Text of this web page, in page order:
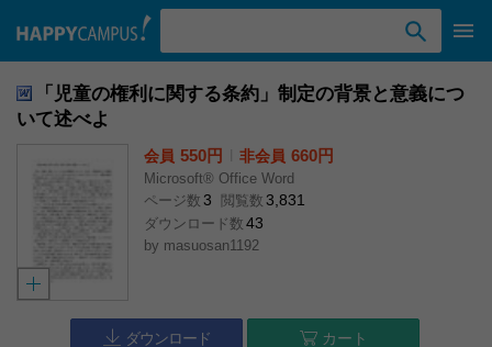
「児童の権利に関する条約」制定の背景と意義につ
いて述べよ
会員 550円 非会員 660円
Microsoft® Office Word
ページ数 3 閲覧数 3,831
ダウンロード数 43
by masuosan1192
ダウンロード カート